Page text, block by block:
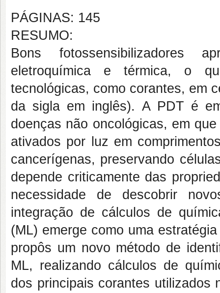
PÁGINAS: 145
RESUMO:
Bons fotossensibilizadores
eletroquímica e térmica, o
tecnológicas, como corantes, em
da sigla em inglês). A PDT é
doenças não oncológicas, em
ativados por luz em
cancerígenas, preservando
depende criticamente das
necessidade de descobrir
integração de cálculos de
(ML) emerge como uma
propôs um novo método de
ML, realizando cálculos de
dos principais corantes utilizados